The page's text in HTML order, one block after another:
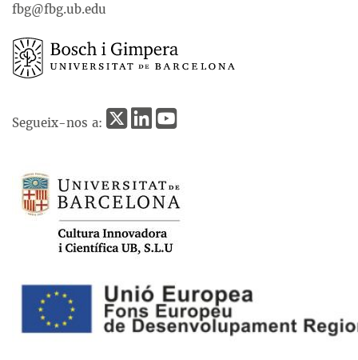
fbg@fbg.ub.edu
Segueix-nos a: